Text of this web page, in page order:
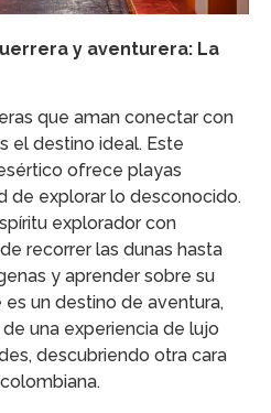
y aventurera: La
que aman conectar con
el destino ideal. Este
ofrece playas
de explorar lo desconocido.
explorador con
recorrer las dunas hasta
y aprender sobre su
un destino de aventura,
una experiencia de lujo
descubriendo otra cara